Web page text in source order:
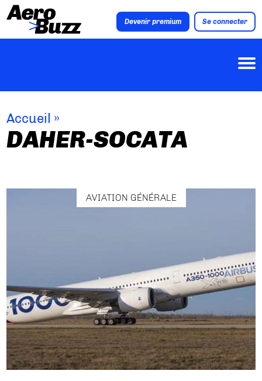
Devenir premium Se connecter
Accueil »
DAHER-SOCATA
AVIATION GÉNÉRALE